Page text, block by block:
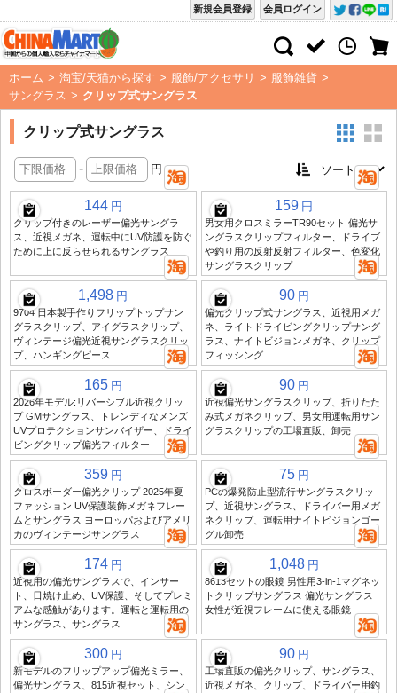
会員ログイン
新規会員登録
ホーム > 淘宝/天猫から探す > 服飾/アクセサリ > 服飾雑貨 >
サングラス > クリップ式サングラス
クリップ式サングラス
- 円
144 円
クリップ付きのレーザー偏光サングラ
ス、近視メガネ、運転中にUV防護を防ぐ
ために上に反らせられるサングラス
159 円
男女用クロスミラーTR90セット 偏光サ
ングラスクリップフィルター、ドライブ
や釣り用の反射反射フィルター、色変化
サングラスクリップ
1,498 円
9704 日本製手作りフリップトップサン
グラスクリップ、アイグラスクリップ、
ヴィンテージ偏光近視サングラスクリッ
プ、ハンギングピース
90 円
偏光クリップ式サングラス、近視用メガ
ネ、ライトドライビングクリップサング
ラス、ナイトビジョンメガネ、クリップ
フィッシング
165 円
2026年モデル:リバーシブル近視クリッ
プ GMサングラス、トレンディなメンズ
UVプロテクションサンバイザー、ドライ
ビングクリップ偏光フィルター
90 円
近視偏光サングラスクリップ、折りたた
み式メガネクリップ、男女用運転用サン
グラスクリップの工場直販、卸売
359 円
クロスボーダー偏光クリップ 2025年夏
ファッション UV保護装飾メガネフレー
ムとサングラス ヨーロッパおよびアメリ
カのヴィンテージサングラス
75 円
PCの爆発防止型流行サングラスクリッ
プ、近視サングラス、ドライバー用メガ
ネクリップ、運転用ナイトビジョンゴー
グル卸売
174 円
近視用の偏光サングラスで、インサー
ト、日焼け止め、UV保護、そしてプレミ
アムな感触があります。運転と運転用の
サングラス、サングラス
1,048 円
8613セットの眼鏡 男性用3-in-1マグネッ
トクリップサングラス 偏光サングラス
女性が近視フレームに使える眼鏡
300 円
新モデルのフリップアップ偏光ミラー、
偏光サングラス、815近視セット、シン
90 円
工場直販の偏光クリップ、サングラス、
近視メガネ、クリップ、ドライバー用釣